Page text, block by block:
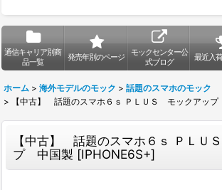
通信キャリア別商
品一覧
発売年別のページ
モックセンター公
式ブログ
最近入
ホーム > 海外モデルのモック > 話題のスマホのモック
>
【中古】 話題のスマホ６ｓ ＰＬＵＳ モックアッ
【中古】 話題のスマホ６ｓ ＰＬＵ
プ 中国製 [IPHONE6S+]